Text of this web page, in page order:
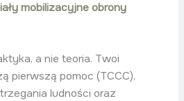
mobilizacyjne obrony
a nie teoria. Twoi
pierwszą pomoc (TCCC),
ludności oraz